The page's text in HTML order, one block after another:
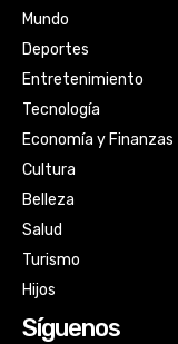
Mundo
Deportes
Entretenimiento
Tecnología
Economía y Finanzas
Cultura
Belleza
Salud
Turismo
Hijos
Síguenos